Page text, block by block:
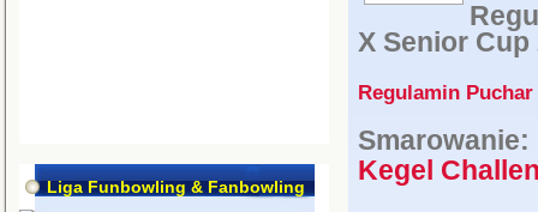
Liga Funbowling & Fanbowling
X Senior Cup
Regulamin
Smarowanie:
Kegel